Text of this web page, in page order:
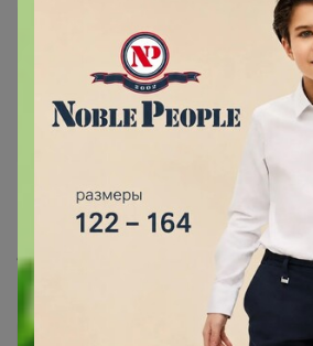
Спасибо, поняла, галочки
вопрос, как можно поменять
почты?
— "VoroninaOE4"
Пишите мне на какой Вам адрес
админу